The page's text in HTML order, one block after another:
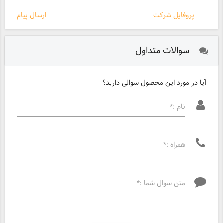
ارسال پیام پروفایل شرکت
سوالات متداول
آیا در مورد این محصول سوالی دارید؟
نام :*
همراه :*
متن سوال شما :*